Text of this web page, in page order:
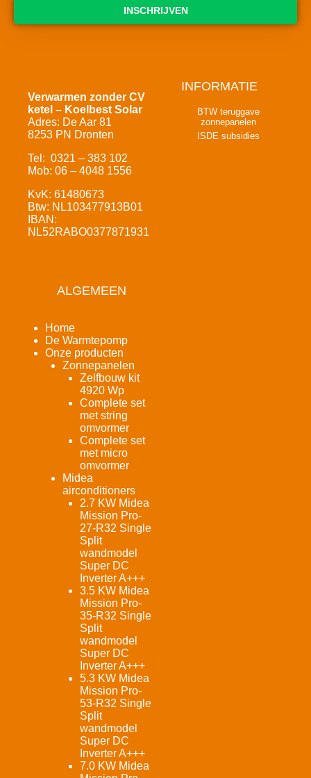
INSCHRIJVEN
Verwarmen zonder CV
ketel – Koelbest Solar
Adres: De Aar 81
8253 PN Dronten
Tel: 0321 – 383 102
Mob: 06 – 4048 1556
KvK: 61480673
Btw: NL103477913B01
IBAN:
NL52RABO0377871931
INFORMATIE
BTW teruggave
zonnepanelen
ISDE subsidies
ALGEMEEN
Home
De Warmtepomp
Onze producten
Zonnepanelen
Zelfbouw kit
4920 Wp
Complete set
met string
omvormer
Complete set
met micro
omvormer
Midea
airconditioners
2.7 KW Midea
Mission Pro-
27-R32 Single
Split
wandmodel
Super DC
Inverter A+++
3.5 KW Midea
Mission Pro-
35-R32 Single
Split
wandmodel
Super DC
Inverter A+++
5.3 KW Midea
Mission Pro-
53-R32 Single
Split
wandmodel
Super DC
Inverter A+++
7.0 KW Midea